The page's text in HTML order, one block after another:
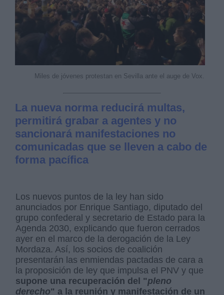
Miles de jóvenes protestan en Sevilla ante el auge de Vox.
La nueva norma reducirá multas,
permitirá grabar a agentes y no
sancionará manifestaciones no
comunicadas que se lleven a cabo de
forma pacífica
Los nuevos puntos de la ley han sido
anunciados por Enrique Santiago, diputado del
grupo confederal y secretario de Estado para la
Agenda 2030, explicando que fueron cerrados
ayer en el marco de la derogación de la Ley
Mordaza. Así, los socios de coalición
presentarán las enmiendas pactadas de cara a
la proposición de ley que impulsa el PNV y que
supone una recuperación del "pleno
derecho" a la reunión y manifestación de un